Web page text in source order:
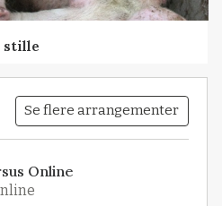
stille
Se flere arrangementer
Online